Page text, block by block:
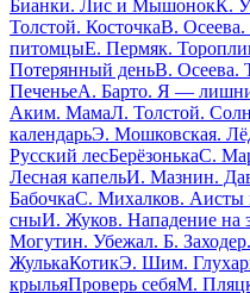
Бианки. Лис и МышонокК.
Толстой. КосточкаВ. Осеева.
питомцыЕ. Пермяк.
Потерянный деньВ. Осеева.
ПеченьеА. Барто. Я —
Аким. МамаЛ. Толстой.
календарьЭ. Мошковская.
Русский лесБерёзонькаС.
Лесная капельИ. Мазнин.
БабочкаС. Михалков. Аисты
сныИ. Жуков. Нападение на
Могутин. Убежал. Б.
ЖулькаКотикЭ. Шим.
крыльяПроверь себяМ.